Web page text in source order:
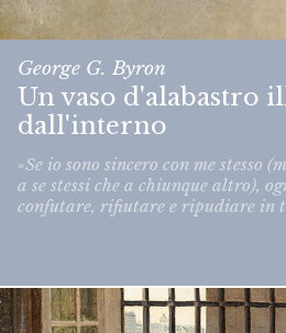
George G. Byron
Un vaso d'alabastro
dall'interno
«Se io sono sincero con me stesso
a se stessi che a chiunque altro),
confutare, rifiutare e ripudiare in